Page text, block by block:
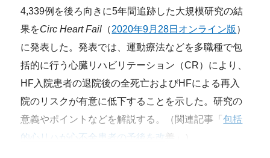
4,339例を後ろ向きに5年間追跡した大規模研究の結
果をCirc Heart Fail （2020年9月28日オンライン版 ）
に発表した。発表では、運動療法などを多職種で包
括的に行う心臓リハビリテーション（CR）により、
HF入院患者の退院後の全死亡およびHFによる再入
院のリスクが有意に低下することを示した。研究の
意義やポイントなどを解説する。（関連記事「包括
的心リハが心不全患者の予後を改 善」）